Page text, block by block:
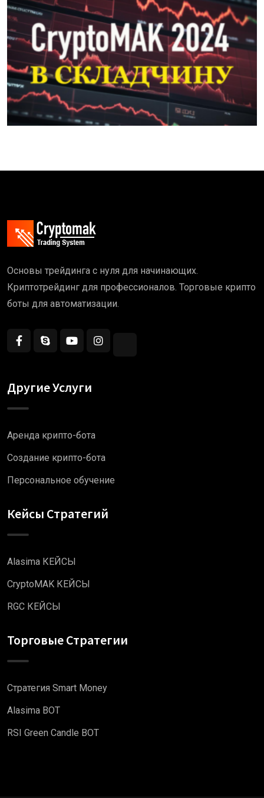
Основы трейдинга с нуля для начинающих.
Криптотрейдинг для профессионалов. Торговые крипто
боты для автоматизации.
Другие Услуги
Аренда крипто-бота
Создание крипто-бота
Персональное обучение
Кейсы Стратегий
Alasima КЕЙСЫ
CryptoMAK КЕЙСЫ
RGC КЕЙСЫ
Торговые Стратегии
Стратегия Smart Money
Alasima BOT
RSI Green Candle BOT